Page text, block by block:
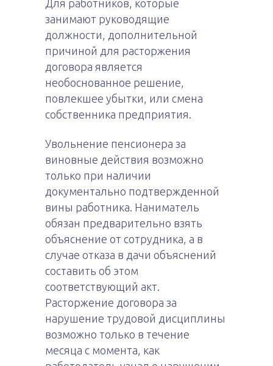
Для работников, которые
занимают руководящие
должности, дополнительной
причиной для расторжения
договора является
необоснованное решение,
повлекшее убытки, или смена
собственника предприятия.
Увольнение пенсионера за
виновные действия возможно
только при наличии
документально подтвержденной
вины работника. Наниматель
обязан предварительно взять
объяснение от сотрудника, а в
случае отказа в дачи объяснений
составить об этом
соответствующий акт.
Расторжение договора за
нарушение трудовой дисциплины
возможно только в течение
месяца с момента, как